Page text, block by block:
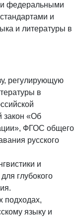
федеральными
и
и литературы в
регулирующую
в
закон «Об
ФГОС общего
русского
и
глубокого
подходах,
языку и